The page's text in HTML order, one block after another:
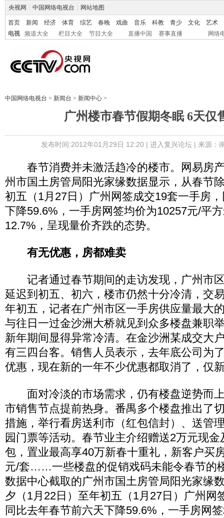
央视网 中国网络电视台 网站地图
首页 新闻 经济 体育 综艺 春晚 戏曲 音乐 科教 青少 文化
艺术
电视
频道大全 栏目大全 节目大全 直播中国 赛事直播 网络
中国网络电视台 > 新闻台 > 新闻中心 >
广州楼市春节假期冬眠 6天仅
发布时间:2012年01月29日 12:20 | 进入复兴论坛| 来源：
春节消费并未激活趋冷的楼市。网易房
州市国土房管局阳光家缘数据显示，从春节
初五（1月27日）广州网签成交19套一手房
下降59.6%，一手房网签均价为10257元/平
12.7%，呈现量价齐跌的态势。
有无优惠，房都难卖
记者通过春节期间的走访发现，广州市
延迟到初五、初六，楼市仍然十分冷清，交
年初五，记者在广州市区一手房供应量最大
与往日一过金沙洲大桥就见到众多楼盘兼职
新年期间显得异常冷清。在金沙洲某成交大
有三四台客。销售人员表示，去年底公司为
优惠，现在新的一年不少优惠都取消了，仅
面对冷淡的市场需求，仍有楼盘逆势而
市销售节点提前热身。番禺多个楼盘推出了
措施，举行看房送利市（红包信封）、送管
园门票等活动。春节业主介绍赠送2万元现
包，置业最高享40万新春十重礼，新客户买
元/套……一些楼盘的促销戏码未能令春节的
数据中心截取的广州市国土房管局阳光家缘
夕（1月22日）至年初五（1月27日）广州网
同比去年春节前六天下降59.6%，一手房网